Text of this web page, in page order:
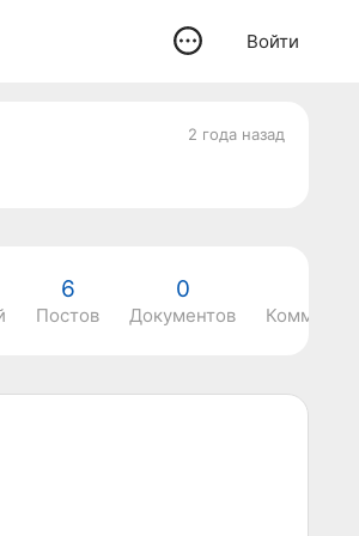
Войти
2 года назад
6
Постов
0
Документов